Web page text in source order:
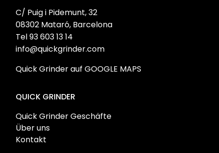
C/ Puig i Pidemunt, 32
08302 Mataró, Barcelona
Tel 93 603 13 14
info@quickgrinder.com
Quick Grinder auf GOOGLE MAPS
QUICK GRINDER
Quick Grinder Geschäfte
Über uns
Kontakt